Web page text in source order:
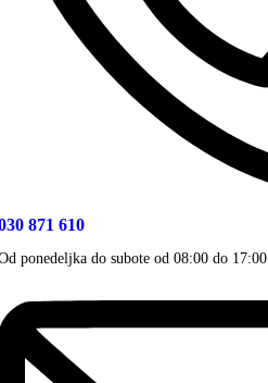
871 610
ponedeljka do subote od 08:00 do 17:00